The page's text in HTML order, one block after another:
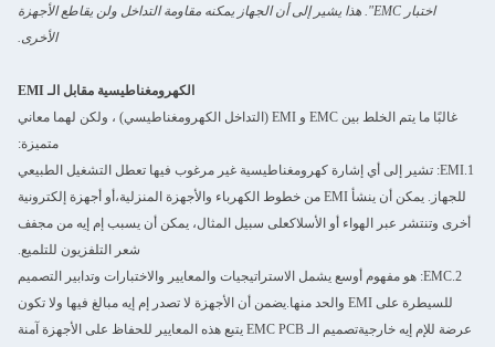
اختبار EMC". هذا يشير إلى أن الجهاز يمكنه مقاومة التداخل ولن يقاطع الأجهزة
الأخرى.
الكهرومغناطيسية مقابل الـ EMI
غالبًا ما يتم الخلط بين EMC و EMI (التداخل الكهرومغناطيسي) ، ولكن لهما معاني
متميزة:
1.EMI: تشير إلى أي إشارة كهرومغناطيسية غير مرغوب فيها تعطل التشغيل الطبيعي
للجهاز. يمكن أن ينشأ EMI من خطوط الكهرباء والأجهزة المنزلية،أو أجهزة إلكترونية
أخرى وتنتشر عبر الهواء أو الأسلاكعلى سبيل المثال، يمكن أن يسبب إم إيه من مجفف
شعر التلفزيون للتلميع.
2.EMC: هو مفهوم أوسع يشمل الاستراتيجيات والمعايير والاختبارات وتدابير التصميم
للسيطرة على EMI والحد منها.يضمن أن الأجهزة لا تصدر إم إيه مبالغ فيها ولا تكون
عرضة للإم إيه خارجيةتصميم الـ EMC PCB يتبع هذه المعايير للحفاظ على الأجهزة آمنة